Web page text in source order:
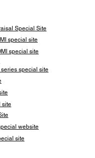
Special Site
special site
special site
series special site
site
website
site